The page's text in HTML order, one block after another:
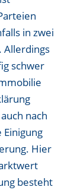
in zwei
Allerdings
schwer
nach
Hier
besteht